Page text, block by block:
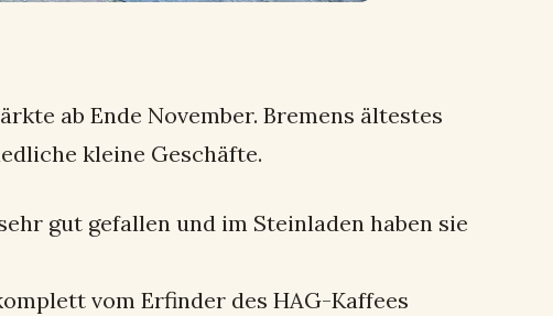
ab Ende November. Bremens ältestes
kleine Geschäfte.
gut gefallen und im Steinladen haben sie
vom Erfinder des HAG-Kaffees